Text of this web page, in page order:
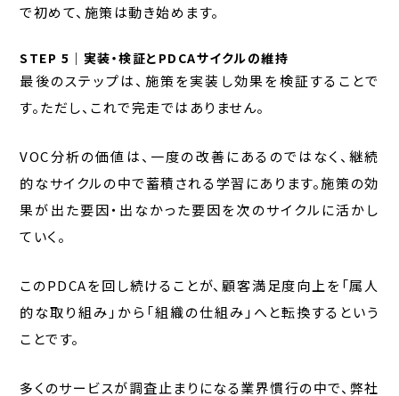
で初めて、施策は動き始めます。
STEP 5｜実装・検証とPDCAサイクルの維持
最後のステップは、施策を実装し効果を検証することで
す。ただし、これで完走ではありません。
VOC分析の価値は、一度の改善にあるのではなく、継続
的なサイクルの中で蓄積される学習にあります。施策の効
果が出た要因・出なかった要因を次のサイクルに活かし
ていく。
このPDCAを回し続けることが、顧客満足度向上を「属人
的な取り組み」から「組織の仕組み」へと転換するという
ことです。
多くのサービスが調査止まりになる業界慣行の中で、弊社